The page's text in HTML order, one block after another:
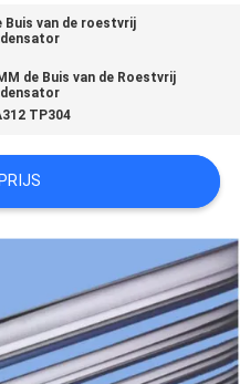
Buis van de roestvrij
de Buis van de Roestvrij
TP304